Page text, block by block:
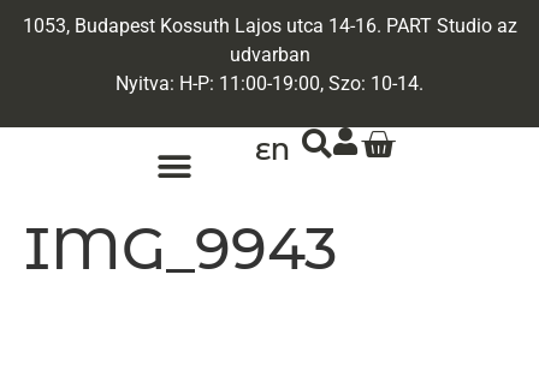
1053, Budapest Kossuth Lajos utca 14-16. PART Studio az
udvarban
Nyitva: H-P: 11:00-19:00, Szo: 10-14.
EN
IMG_9943